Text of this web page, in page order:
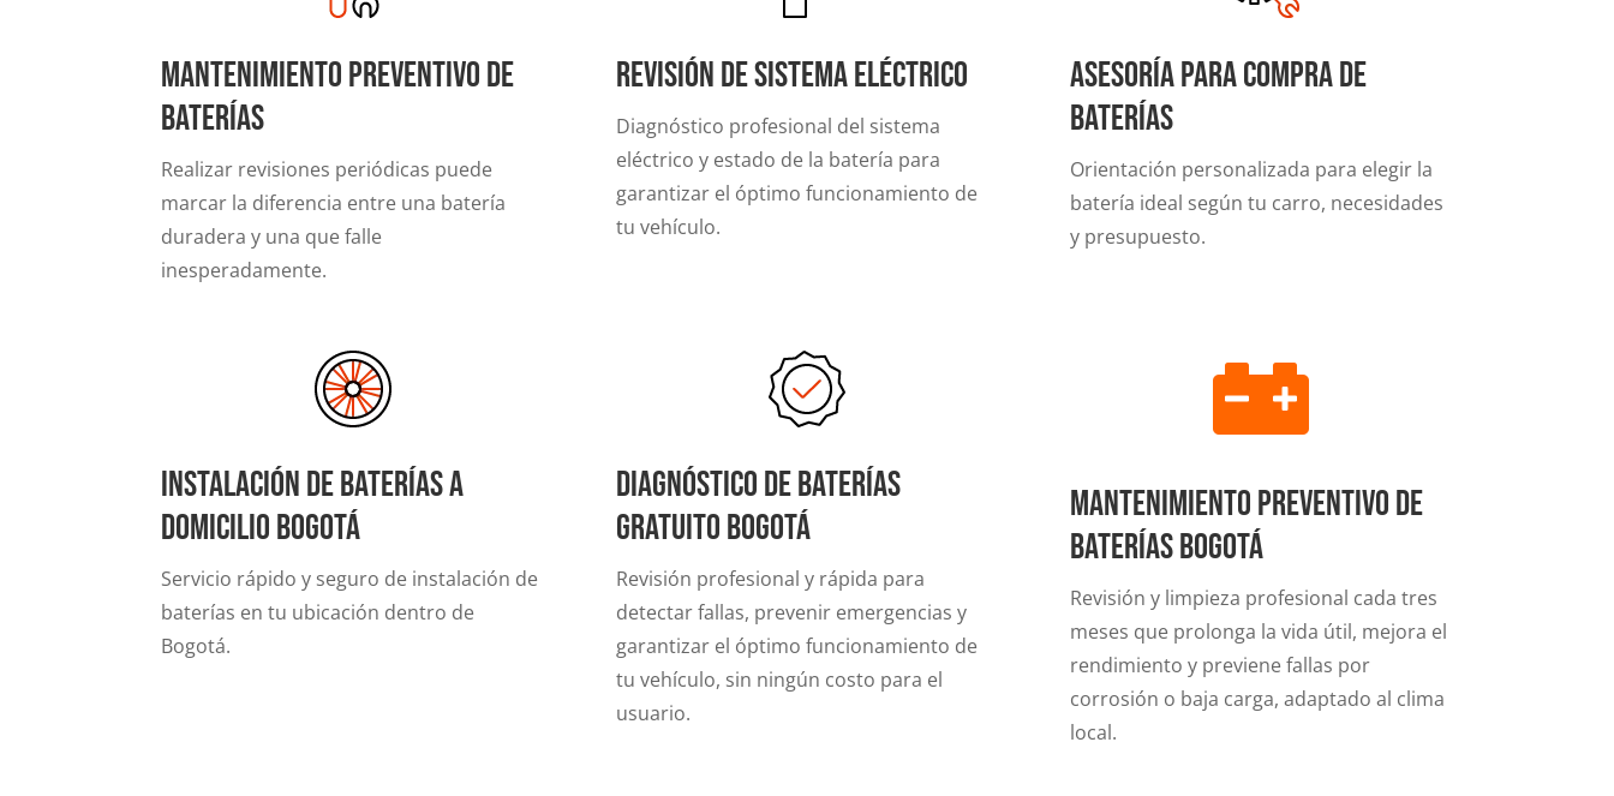
Mantenimiento Preventivo de
Baterías
Realizar revisiones periódicas puede
marcar la diferencia entre una batería
duradera y una que falle
inesperadamente.
Revisión de sistema eléctrico
Diagnóstico profesional del sistema
eléctrico y estado de la batería para
garantizar el óptimo funcionamiento de
tu vehículo.
Asesoría para compra de
baterías
Orientación personalizada para elegir la
batería ideal según tu carro, necesidades
y presupuesto.
Instalación de baterías a
domicilio Bogotá
Servicio rápido y seguro de instalación de
baterías en tu ubicación dentro de
Bogotá.
Diagnóstico de Baterías
gratuito Bogotá
Revisión profesional y rápida para
detectar fallas, prevenir emergencias y
garantizar el óptimo funcionamiento de
tu vehículo, sin ningún costo para el
usuario.

Mantenimiento Preventivo de
Baterías Bogotá
Revisión y limpieza profesional cada tres
meses que prolonga la vida útil, mejora el
rendimiento y previene fallas por
corrosión o baja carga, adaptado al clima
local.